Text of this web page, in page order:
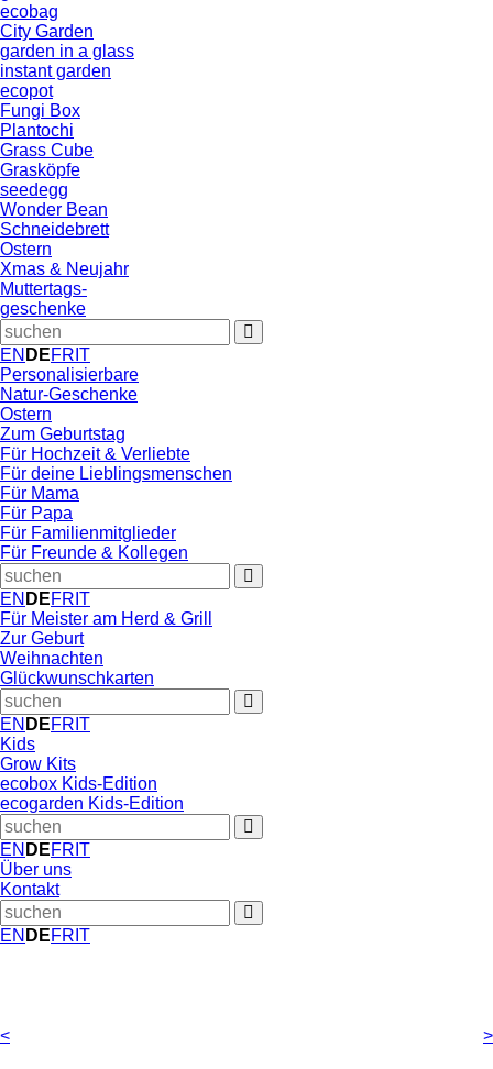
ecobag
City Garden
garden in a glass
instant garden
ecopot
Fungi Box
Plantochi
Grass Cube
Grasköpfe
seedegg
Wonder Bean
Schneidebrett
Ostern
Xmas & Neujahr
Muttertags-
geschenke
EN DEFR IT
Personalisierbare
Natur-Geschenke
Ostern
Zum Geburtstag
Für Hochzeit & Verliebte
Für deine Lieblingsmenschen
Für Mama
Für Papa
Für Familienmitglieder
Für Freunde & Kollegen
EN DEFR IT
Für Meister am Herd & Grill
Zur Geburt
Weihnachten
Glückwunschkarten
EN DEFR IT
Kids
Grow Kits
ecobox Kids-Edition
ecogarden Kids-Edition
EN DEFR IT
Über uns
Kontakt
EN DEFR IT
< >